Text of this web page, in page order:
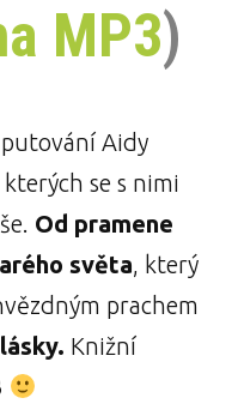
MP3)
putování Aidy
se s nimi
Od pramene
světa, který
prachem
Knižní